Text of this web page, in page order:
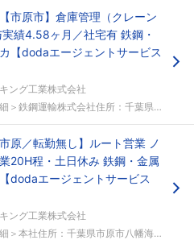
市原市】倉庫管理（クレーン
績4.58ヶ月／社宅有 鉄鋼・
【dodaエージェントサービス
ング工業株式会社
鉄鋼運輸株式会社住所：千葉県市原市八...
原／転勤無し】ルート営業 ノ
20H程・土日休み 鉄鋼・金属
dodaエージェントサービス
ング工業株式会社
本社住所：千葉県市原市八幡海岸通74...